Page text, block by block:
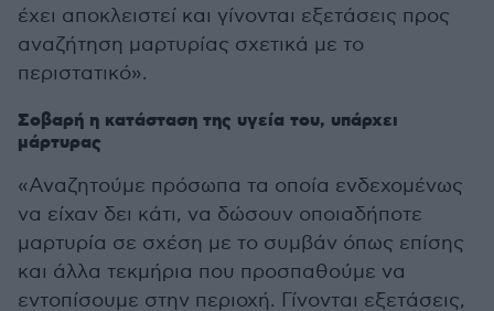
έχει αποκλειστεί και γίνονται εξετάσεις προς
αναζήτηση μαρτυρίας σχετικά με το
περιστατικό».
Σοβαρή η κατάσταση της υγεία του, υπάρχει
μάρτυρας
«Αναζητούμε πρόσωπα τα οποία ενδεχομένως
να είχαν δει κάτι, να δώσουν οποιαδήποτε
μαρτυρία σε σχέση με το συμβάν όπως επίσης
και άλλα τεκμήρια που προσπαθούμε να
εντοπίσουμε στην περιοχή. Γίνονται εξετάσεις,